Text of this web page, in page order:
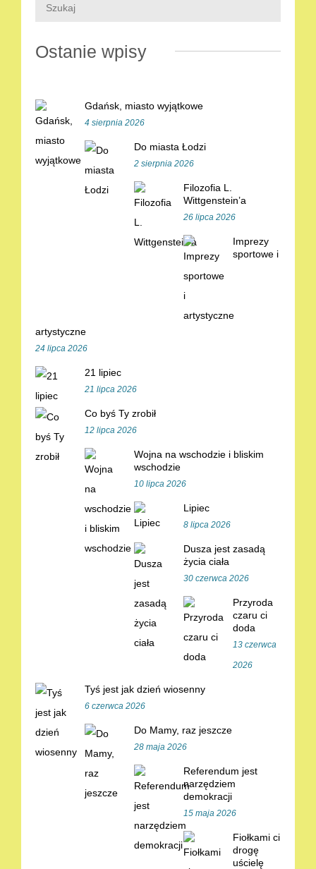
Ostanie wpisy
Gdańsk, miasto wyjątkowe
4 sierpnia 2026
Do miasta Łodzi
2 sierpnia 2026
Filozofia L.
Wittgenstein’a
26 lipca 2026
Imprezy
sportowe i
artystyczne
24 lipca 2026
21 lipiec
21 lipca 2026
Co byś Ty zrobił
12 lipca 2026
Wojna na wschodzie i bliskim
wschodzie
10 lipca 2026
Lipiec
8 lipca 2026
Dusza jest zasadą
życia ciała
30 czerwca 2026
Przyroda
czaru ci
doda
13 czerwca
2026
Tyś jest jak dzień wiosenny
6 czerwca 2026
Do Mamy, raz jeszcze
28 maja 2026
Referendum jest
narzędziem
demokracji
15 maja 2026
Fiołkami ci
drogę
uścielę